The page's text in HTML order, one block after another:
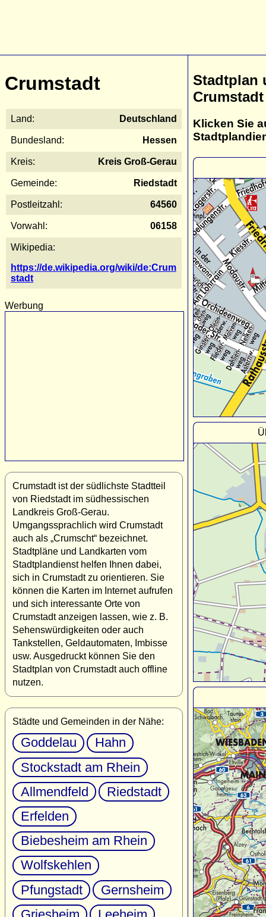
Crumstadt
Land: Deutschland
Bundesland: Hessen
Kreis: Kreis Groß-Gerau
Gemeinde: Riedstadt
Postleitzahl: 64560
Vorwahl: 06158
Wikipedia:
https://de.wikipedia.org/wiki/de:Crum
stadt
Werbung
Crumstadt ist der südlichste Stadtteil
von Riedstadt im südhessischen
Landkreis Groß-Gerau.
Umgangssprachlich wird Crumstadt
auch als „Crumscht“ bezeichnet.
Stadtpläne und Landkarten vom
Stadtplandienst helfen Ihnen dabei,
sich in Crumstadt zu orientieren. Sie
können die Karten im Internet aufrufen
und sich interessante Orte von
Crumstadt anzeigen lassen, wie z. B.
Sehenswürdigkeiten oder auch
Tankstellen, Geldautomaten, Imbisse
usw. Ausgedruckt können Sie den
Stadtplan von Crumstadt auch offline
nutzen.
Städte und Gemeinden in der Nähe:
Goddelau
Hahn
Stockstadt am Rhein
Allmendfeld
Riedstadt
Erfelden
Biebesheim am Rhein
Wolfskehlen
Pfungstadt
Gernsheim
Stadtplan
Crumstadt
Klicken Sie